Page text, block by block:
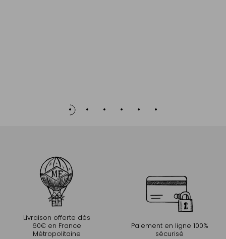
Livraison offerte dès
60€ en France
Métropolitaine
Paiement en ligne 100%
sécurisé